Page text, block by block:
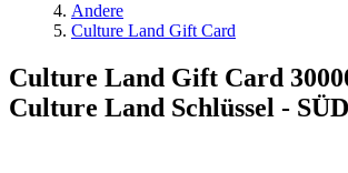
Andere
Culture Land Gift Card
Culture Land Gift Card
Culture Land Schlüssel -